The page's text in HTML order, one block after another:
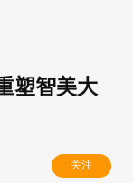
塑智美大
关注